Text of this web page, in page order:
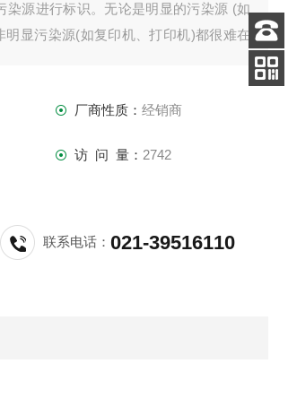
染源进行标识。无论是明显的污染源 (如
明显污染源(如复印机、打印机)都很难在
、生产车间、锅炉垫圈的泄漏等许多问
厂商性质： 经销商
访 问 量： 2742
联系电话：021-39516110
客服
电话